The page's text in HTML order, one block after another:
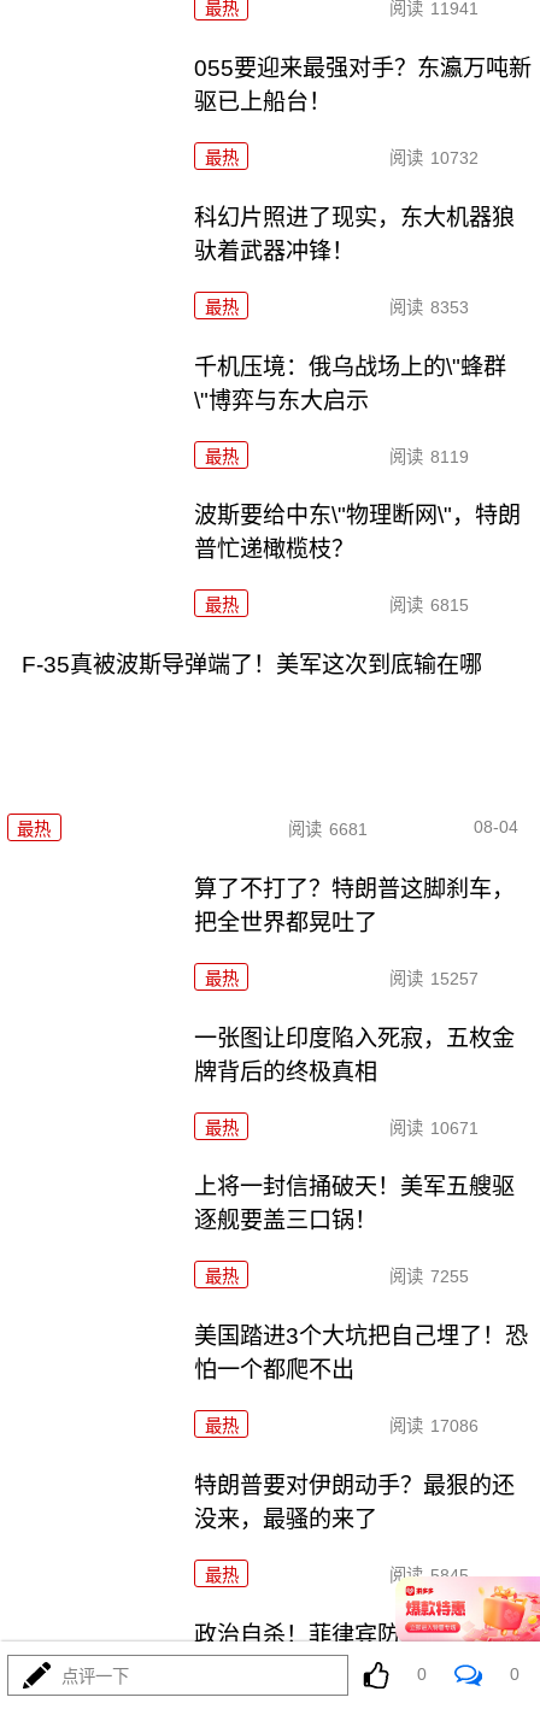
最热 阅读 11941
055要迎来最强对手？东瀛万吨新
驱已上船台！
最热 阅读 10732
科幻片照进了现实，东大机器狼
驮着武器冲锋！
最热 阅读 8353
千机压境：俄乌战场上的\"蜂群
\"博弈与东大启示
最热 阅读 8119
波斯要给中东\"物理断网\"，特朗
普忙递橄榄枝？
最热 阅读 6815
F-35真被波斯导弹端了！美军这次到底输在哪
最热 阅读 6681 08-04
算了不打了？特朗普这脚刹车，
把全世界都晃吐了
最热 阅读 15257
一张图让印度陷入死寂，五枚金
牌背后的终极真相
最热 阅读 10671
上将一封信捅破天！美军五艘驱
逐舰要盖三口锅！
最热 阅读 7255
美国踏进3个大坑把自己埋了！恐
怕一个都爬不出
最热 阅读 17086
特朗普要对伊朗动手？最狠的还
没来，最骚的来了
最热 阅读 5845
政治自杀！菲律宾防长，你这是
在给菲律宾掘墓！
点评一下 0 0